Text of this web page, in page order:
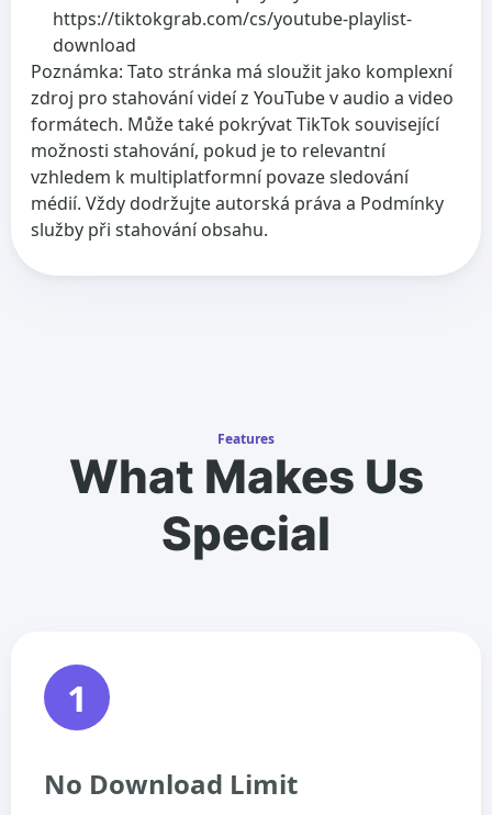
https://tiktokgrab.com/cs/youtube-playlist-
download
Poznámka: Tato stránka má sloužit jako komplexní
zdroj pro stahování videí z YouTube v audio a video
formátech. Může také pokrývat TikTok související
možnosti stahování, pokud je to relevantní
vzhledem k multiplatformní povaze sledování
médií. Vždy dodržujte autorská práva a Podmínky
služby při stahování obsahu.
Features
What Makes Us
Special
1
No Download Limit